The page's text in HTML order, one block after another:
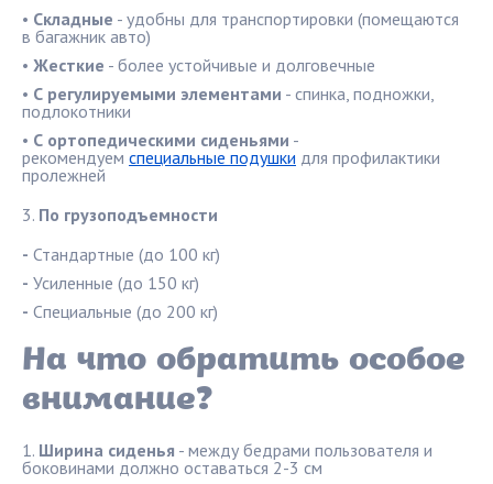
• Складные - удобны для транспортировки (помещаются
в багажник авто)
• Жесткие - более устойчивые и долговечные
• С регулируемыми элементами - спинка, подножки,
подлокотники
• С ортопедическими сиденьями -
рекомендуем специальные подушки для профилактики
пролежней
По грузоподъемности
- Стандартные (до 100 кг)
- Усиленные (до 150 кг)
- Специальные (до 200 кг)
На что обратить особое
внимание?
Ширина сиденья - между бедрами пользователя и
боковинами должно оставаться 2-3 см